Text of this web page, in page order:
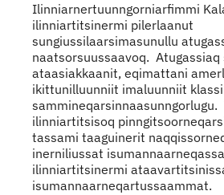
Ilinniarnertuunngorniarfimmi
ilinniartitsinermi pilerlaanut
sungiussilaarsimasunullu
naatsorsuussaavoq. Atugassiaq
ataasiakkaanit, eqimattani
ikittunilluunniit imaluunniit
ilinniartitsisoq
tassami taaguinerit
inerniliussat
ilinniartitsinermi
isumannaarneqartussaammat.